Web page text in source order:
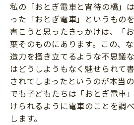
私の「おとぎ電車と宵待の橋」
った「おとぎ電車」というもの
書こうと思ったきっかけは、「
葉そのものにあります。この、
造力を搔き立てるような不思議
はどうしようもなく魅せられて
されてしまったというのが本当
でも子どもたちは「おとぎ電車
けられるように電車のことを調
します。